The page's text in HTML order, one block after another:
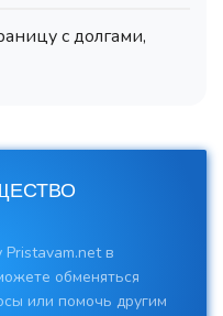
с долгами,
Pristavam.net в
обменяться
или помочь другим